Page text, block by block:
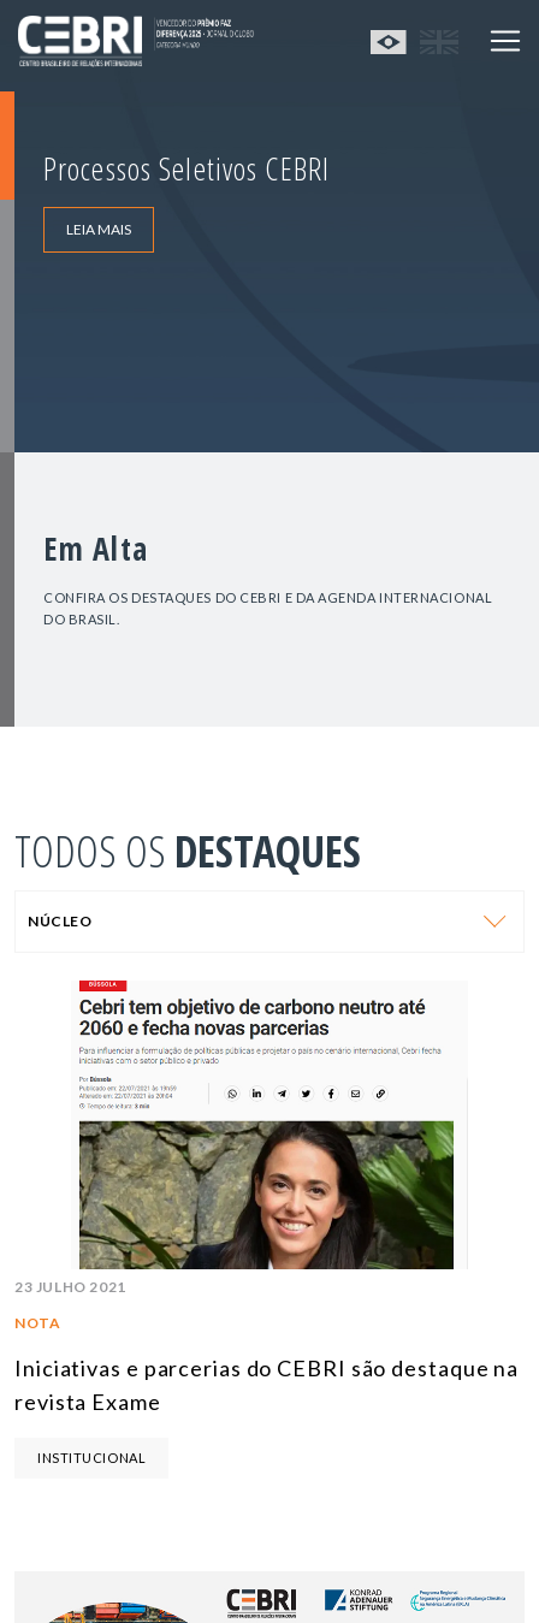
Processos Seletivos CEBRI
LEIA MAIS
Em Alta
CONFIRA OS DESTAQUES DO CEBRI E DA AGENDA INTERNACIONAL
DO BRASIL.
TODOS OS DESTAQUES
NÚCLEO
23 JULHO 2021
NOTA
Iniciativas e parcerias do CEBRI são destaque na
revista Exame
INSTITUCIONAL